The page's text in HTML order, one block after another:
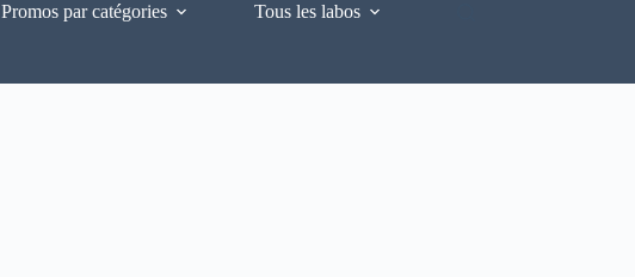
Promos par catégories Tous les labos